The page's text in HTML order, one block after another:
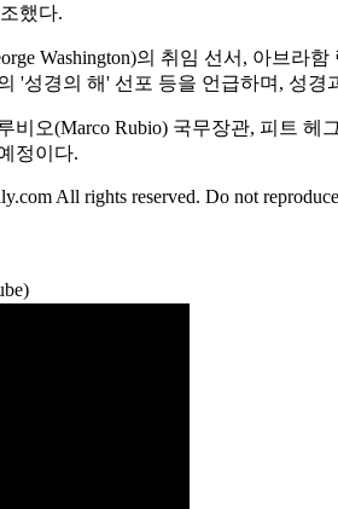
했다.
Washington)의 취임 선서, 아브라
의 '성경의 해' 선포 등을 언급하며, 성
비오(Marco Rubio) 국무장관, 피트 헤
정이다.
All rights reserved. Do not